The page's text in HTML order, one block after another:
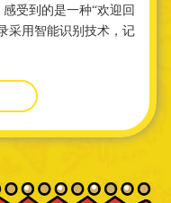
受到的是一种“欢迎回
采用智能识别技术，记